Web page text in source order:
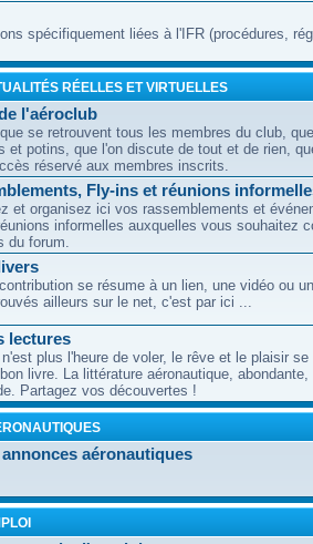
spécifiquement liées à l'IFR (procédures,
RÉELLES ET VIRTUELLES
l'aéroclub
se retrouvent tous les membres du club,
et potins, que l'on discute de tout et de rien,
réservé aux membres inscrits.
Fly-ins et réunions
et organisez ici vos rassemblements et
informelles auxquelles vous souhaitez
du forum.
se résume à un lien, une vidéo ou
ailleurs sur le net, c'est par ici ...
lectures
plus l'heure de voler, le rêve et le plaisir se
livre. La littérature aéronautique, abondante,
Partagez vos découvertes !
aéronautiques